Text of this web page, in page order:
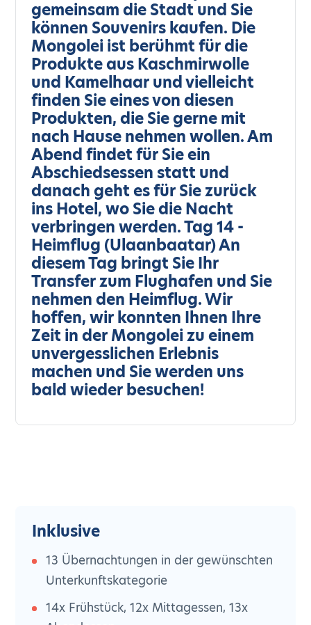
gemeinsam die Stadt und Sie
können Souvenirs kaufen. Die
Mongolei ist berühmt für die
Produkte aus Kaschmirwolle
und Kamelhaar und vielleicht
finden Sie eines von diesen
Produkten, die Sie gerne mit
nach Hause nehmen wollen. Am
Abend findet für Sie ein
Abschiedsessen statt und
danach geht es für Sie zurück
ins Hotel, wo Sie die Nacht
verbringen werden. Tag 14 -
Heimflug (Ulaanbaatar) An
diesem Tag bringt Sie Ihr
Transfer zum Flughafen und Sie
nehmen den Heimflug. Wir
hoffen, wir konnten Ihnen Ihre
Zeit in der Mongolei zu einem
unvergesslichen Erlebnis
machen und Sie werden uns
bald wieder besuchen!
Inklusive
13 Übernachtungen in der gewünschten
Unterkunftskategorie
14x Frühstück, 12x Mittagessen, 13x